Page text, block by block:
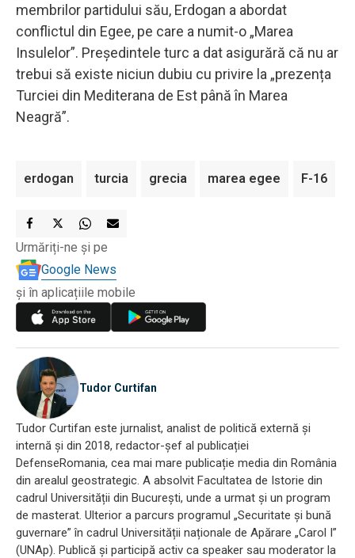
membrilor partidului său, Erdogan a abordat
conflictul din Egee, pe care a numit-o „Marea
Insulelor”. Președintele turc a dat asigurără că nu ar
trebui să existe niciun dubiu cu privire la „prezența
Turciei din Mediterana de Est până în Marea
Neagră”.
erdogan turcia grecia marea egee F-16
Urmăriți-ne și pe
Google News
și în aplicațiile mobile
Tudor Curtifan
Tudor Curtifan este jurnalist, analist de politică externă și
internă și din 2018, redactor-șef al publicației
DefenseRomania, cea mai mare publicație media din România
din arealul geostrategic. A absolvit Facultatea de Istorie din
cadrul Universității din București, unde a urmat și un program
de masterat. Ulterior a parcurs programul „Securitate și bună
guvernare” în cadrul Universității naționale de Apărare „Carol I”
(UNAp). Publică și participă activ ca speaker sau moderator la